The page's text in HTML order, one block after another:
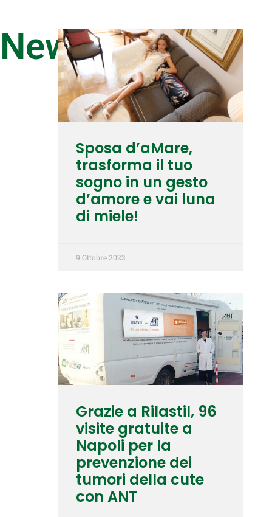
News
Sposa d’aMare,
trasforma il tuo
sogno in un gesto
d’amore e vai luna
di miele!
9 Ottobre 2023
Grazie a Rilastil, 96
visite gratuite a
Napoli per la
prevenzione dei
tumori della cute
con ANT